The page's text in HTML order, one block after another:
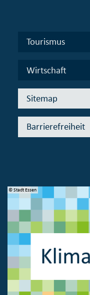
Tourismus
Wirtschaft
Sitemap
Barrierefreiheit
© Stadt Essen